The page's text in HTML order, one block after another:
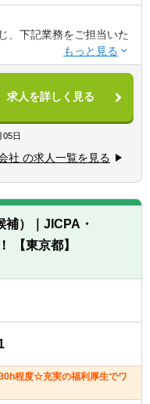
可）
社向けの監査経験を有
経験をお持ちの方
、下記業務をご担当いた
単体）、開示資料作成
業結合会計・PPA・の
の推進
を目指す同社は、企業買
的に行っており、今後の
ある積極的な経理スタッ
す。
し、経理職としてのスキ
。
しては総勢約40名おり、
②決算・開示③会計、ほ
進のチームで構成されて
求人を詳しく見る
05日
社 の求人一覧を見る
補）｜JICPA・
【東京都】
程度☆充実の福利厚生でワ